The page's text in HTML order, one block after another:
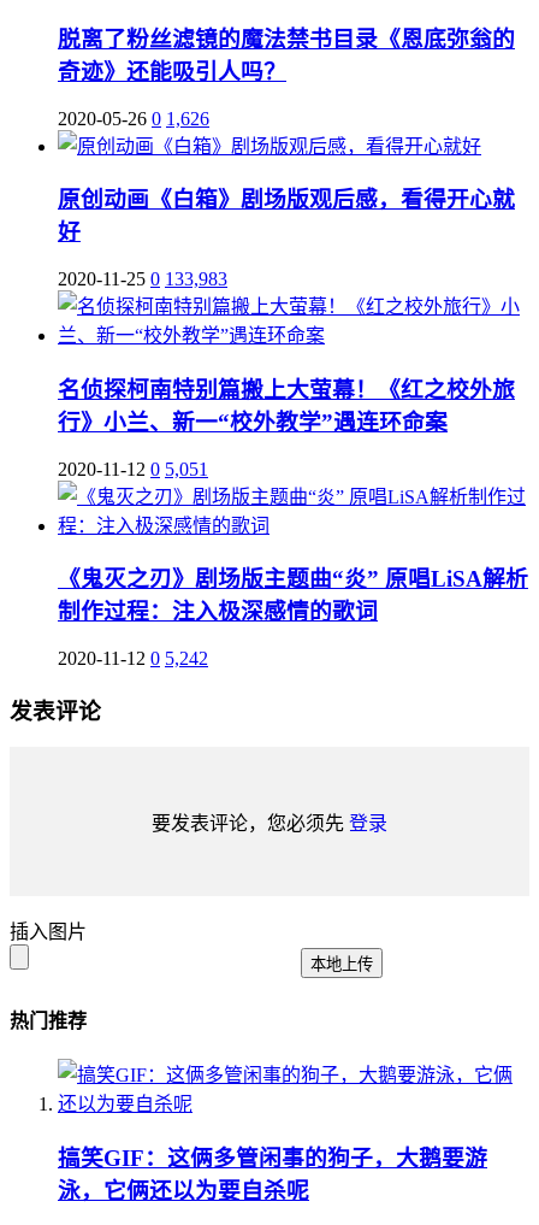
脱离了粉丝滤镜的魔法禁书目录《恩底弥翁的
奇迹》还能吸引人吗？
2020-05-26 0 1,626
原创动画《白箱》剧场版观后感，看得开心就
好
2020-11-25 0 133,983
名侦探柯南特别篇搬上大萤幕！《红之校外旅
行》小兰、新一“校外教学”遇连环命案
2020-11-12 0 5,051
《鬼灭之刃》剧场版主题曲“炎” 原唱LiSA解析
制作过程：注入极深感情的歌词
2020-11-12 0 5,242
发表评论
要发表评论，您必须先 登录
插入图片
本地上传
热门推荐
搞笑GIF：这俩多管闲事的狗子，大鹅要游
泳，它俩还以为要自杀呢